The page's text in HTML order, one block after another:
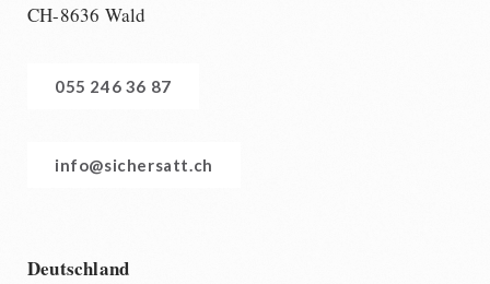
CH-8636 Wald
055 246 36 87
info@sichersatt.ch
Deutschland